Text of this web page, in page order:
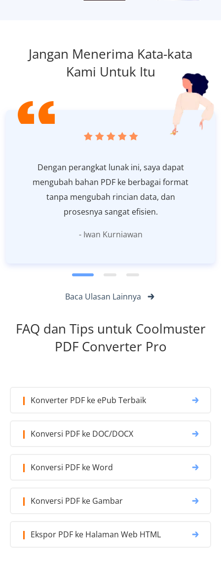
Jangan Menerima Kata-kata
Kami Untuk Itu
Dengan perangkat lunak ini, saya dapat
mengubah bahan PDF ke berbagai format
tanpa mengubah rincian data, dan
prosesnya sangat efisien.
- Iwan Kurniawan
Baca Ulasan Lainnya
FAQ dan Tips untuk Coolmuster
PDF Converter Pro
Konverter PDF ke ePub Terbaik
Konversi PDF ke DOC/DOCX
Konversi PDF ke Word
Konversi PDF ke Gambar
Ekspor PDF ke Halaman Web HTML